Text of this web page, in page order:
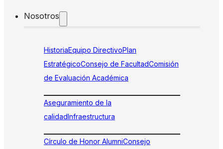
Nosotros
HistoriaEquipo DirectivoPlan
EstratégicoConsejo de FacultadComisión
de Evaluación Académica
Aseguramiento de la
calidadInfraestructura
Círculo de Honor AlumniConsejo